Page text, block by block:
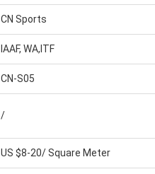
CN Sports
IAAF, WA,ITF
CN-S05
/
US $8-20/ Square Meter